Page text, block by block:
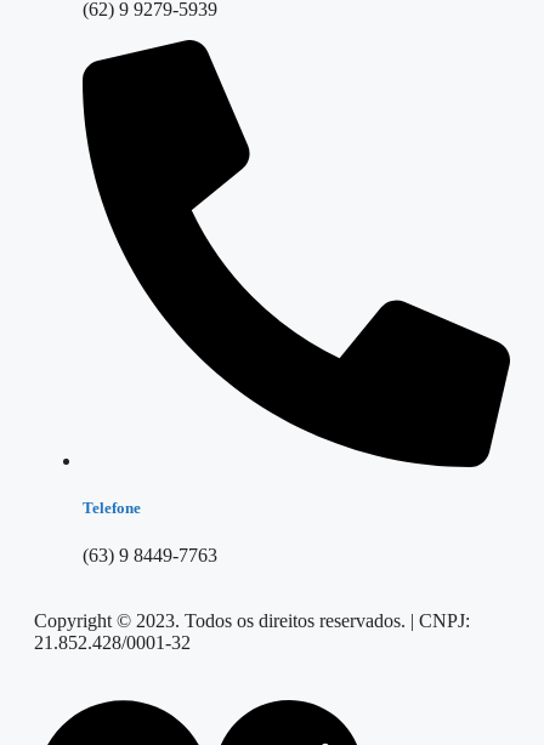
(62) 9 9279-5939
Telefone
(63) 9 8449-7763
Copyright © 2023. Todos os direitos reservados. | CNPJ:
21.852.428/0001-32